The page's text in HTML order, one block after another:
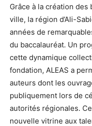
Grâce à la création des
ville, la région d’Ali-
années de
du baccalauréat. Un
cette dynamique
fondation, ALEAS a
auteurs dont les
publiquement lors de
autorités régionales.
nouvelle vitrine aux